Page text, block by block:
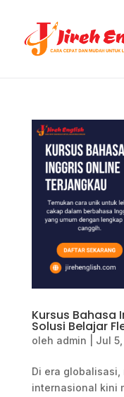
Kursus Bahasa
Solusi Belajar
oleh admin Jul
Di era
internasional kini